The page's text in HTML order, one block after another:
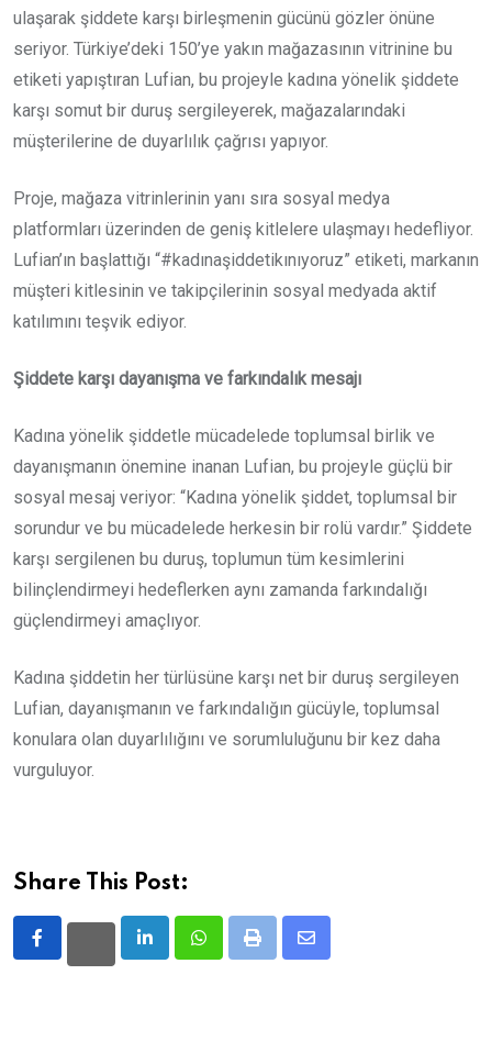
ulaşarak şiddete karşı birleşmenin gücünü gözler önüne
seriyor. Türkiye’deki 150’ye yakın mağazasının vitrinine bu
etiketi yapıştıran Lufian, bu projeyle kadına yönelik şiddete
karşı somut bir duruş sergileyerek, mağazalarındaki
müşterilerine de duyarlılık çağrısı yapıyor.
Proje, mağaza vitrinlerinin yanı sıra sosyal medya
platformları üzerinden de geniş kitlelere ulaşmayı hedefliyor.
Lufian’ın başlattığı “#kadınaşiddetikınıyoruz” etiketi, markanın
müşteri kitlesinin ve takipçilerinin sosyal medyada aktif
katılımını teşvik ediyor.
Şiddete karşı dayanışma ve farkındalık mesajı
Kadına yönelik şiddetle mücadelede toplumsal birlik ve
dayanışmanın önemine inanan Lufian, bu projeyle güçlü bir
sosyal mesaj veriyor: “Kadına yönelik şiddet, toplumsal bir
sorundur ve bu mücadelede herkesin bir rolü vardır.” Şiddete
karşı sergilenen bu duruş, toplumun tüm kesimlerini
bilinçlendirmeyi hedeflerken aynı zamanda farkındalığı
güçlendirmeyi amaçlıyor.
Kadına şiddetin her türlüsüne karşı net bir duruş sergileyen
Lufian, dayanışmanın ve farkındalığın gücüyle, toplumsal
konulara olan duyarlılığını ve sorumluluğunu bir kez daha
vurguluyor.
Share This Post:
LinkedInWhatsappPrint
Share